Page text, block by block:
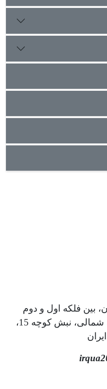
بین فلکه اول و دوم
صادقیه، بلوار شهدای صادقیه شمالی، نبش کوچه 15،